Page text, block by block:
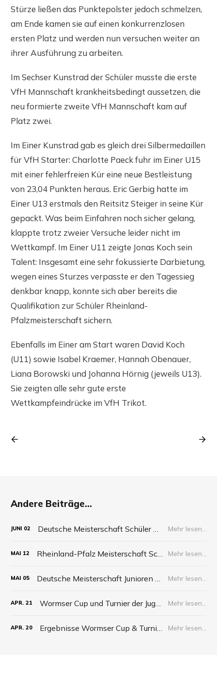
Stürze ließen das Punktepolster jedoch schmelzen,
am Ende kamen sie auf einen konkurrenzlosen
ersten Platz und werden nun versuchen weiter an
ihrer Ausführung zu arbeiten.
Im Sechser Kunstrad der Schüler musste die erste
VfH Mannschaft krankheitsbedingt aussetzen, die
neu formierte zweite VfH Mannschaft kam auf
Platz zwei.
Im Einer Kunstrad gab es gleich drei Silbermedaillen
für VfH Starter: Charlotte Paeck fuhr im Einer U15
mit einer fehlerfreien Kür eine neue Bestleistung
von 23,04 Punkten heraus. Eric Gerbig hatte im
Einer U13 erstmals den Reitsitz Steiger in seine Kür
gepackt. Was beim Einfahren noch sicher gelang,
klappte trotz zweier Versuche leider nicht im
Wettkampf. Im Einer U11 zeigte Jonas Koch sein
Talent: Insgesamt eine sehr fokussierte Darbietung,
wegen eines Sturzes verpasste er den Tagessieg
denkbar knapp, konnte sich aber bereits die
Qualifikation zur Schüler Rheinland-
Pfalzmeisterschaft sichern.
Ebenfalls im Einer am Start waren David Koch
(U11) sowie Isabel Kraemer, Hannah Obenauer,
Liana Borowski und Johanna Hörnig (jeweils U13).
Sie zeigten alle sehr gute erste
Wettkampfeindrücke im VfH Trikot.
Andere Beiträge...
JUNI 02 Mehr lesen...
MAI 12 Mehr lesen...
MAI 05 Mehr lesen...
APR. 21 Mehr lesen...
APR. 20 Mehr lesen...